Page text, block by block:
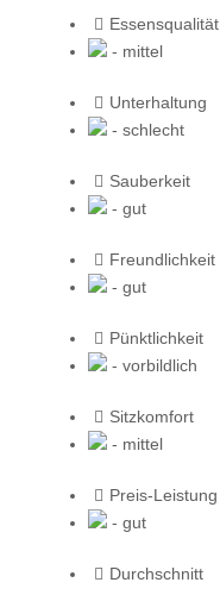
Essensqualität
- mittel
Unterhaltung
- schlecht
Sauberkeit
- gut
Freundlichkeit
- gut
Pünktlichkeit
- vorbildlich
Sitzkomfort
- mittel
Preis-Leistung
- gut
Durchschnitt